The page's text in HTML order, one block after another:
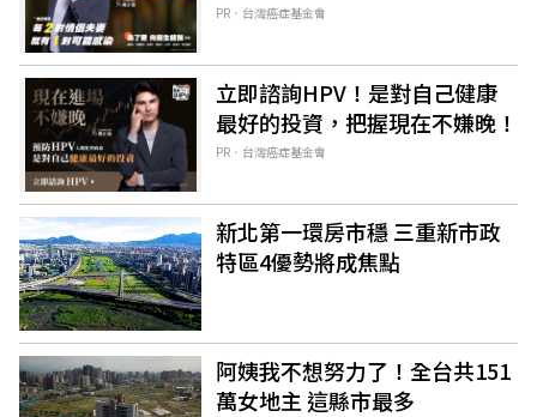
PR．台灣癌症基金會
立即諮詢HPV！是對自己健康
最好的投資，把握現在不嫌晚！
PR．台灣癌症基金會
新北第一環房市穩 三重新市政
特區4優勢將成焦點
阿姨我不想努力了！全台共151
萬女地主 這縣市最多